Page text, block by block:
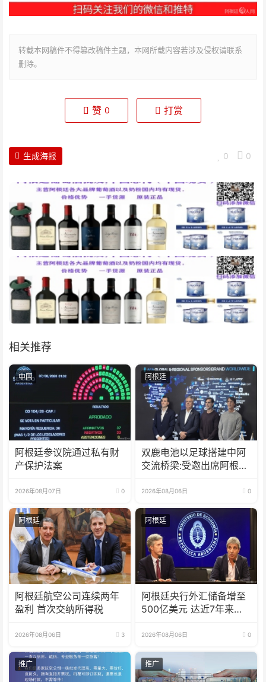
转载本网稿件不得篡改稿件主题，本网所载内容若涉及侵权请联系
删除。
赞 0 打赏
0 0
生成海报
相关推荐
中国
阿根廷参议院通过私有财
产保护法案
2026年08月07日 0
阿根廷
双鹿电池以足球搭建中阿
交流桥梁:受邀出席阿根廷
2026年08月06日 0
阿根廷
阿根廷航空公司连续两年
盈利 首次交纳所得税
2026年08月06日 3
阿根廷
阿根廷央行外汇储备增至
500亿美元 达近7年来最
2026年08月06日 0
推广 推广